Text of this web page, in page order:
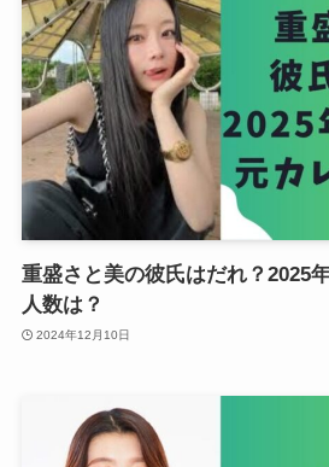
重盛さと美の彼氏はだれ？2025
人数は？
2024年12月10日